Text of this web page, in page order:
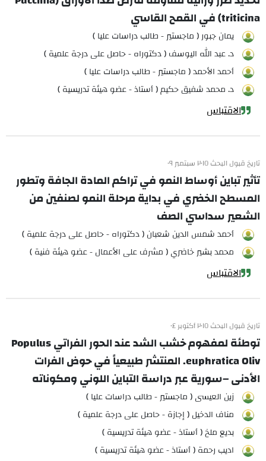
triticina) في القمح القاسي
يمان جبور ( ماجستير - طالب دراسات عليا )
د. عبد الله اليوسف ( دكتوراه - حاصل على درجة علمية )
أحمد الأحمد ( ماجستير - طالب دراسات عليا )
د. محمد شفيق حكيم ( أستاذ - عضو هيئة تدريسية )
الاقتباس
تاريخ قبول البحث ٢٠١٥ سبتمبر ٠٩
تأثير تباين أوساط النمو في تراكم المادة الجافة وتطور
المسطح الخضري في بداية مرحلة النمو لصنفين من
الشعير سداسي الصف
أحمد شمس الدين شعبان ( دكتوراه - حاصل على درجة علمية )
محمد بشير خاضري ( مشرف على الأعمال - عضو هيئة فنية )
الاقتباس
تاريخ قبول البحث ٢٠١٥ أكتوبر ٠٤
توطئة لمفهوم خشب الشد عند الحور الفراتي Populus
euphratica Oliv. المنتشر طبيعياً في حوض الفرات
الأدنى –سورية عبر دراسة التباين اللوني ومكوناته
زين العيسى ( ماجستير - طالب دراسات عليا )
مناف الدخيل ( إجازة - حاصل على درجة علمية )
بديع ملخ ( أستاذ - عضو هيئة تدريسية )
اديب رحمة ( أستاذ - عضو هيئة تدريسية )